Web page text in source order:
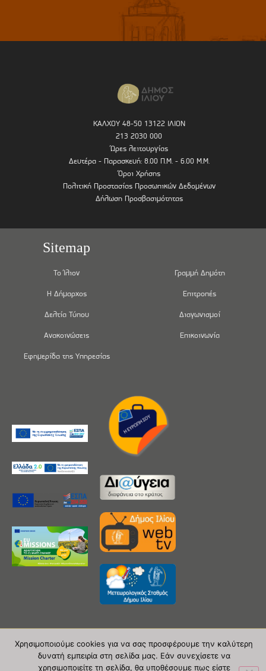
ΚΑΛΧΟΥ 48-50 13122 ΙΛΙΟΝ
213 2030 000
Ώρες λειτουργίας
Δευτέρα - Παρασκευή: 8.00 Π.Μ. - 6.00 Μ.Μ.
Όροι Χρήσης
Πολιτική Προστασίας Προσωπικών Δεδομένων
Δήλωση Προσβασιμότητας
Sitemap
Το Ίλιον
Η Δήμαρχος
Δελτία Τύπου
Ανακοινώσεις
Εφημερίδα της Υπηρεσίας
Γραμμή Δημότη
Επιτροπές
Διαγωνισμοί
Επικοινωνία
Copyright 2020 © Δήμος Ιλίου
Χρησιμοποιούμε cookies για να σας προσφέρουμε την καλύτερη
δυνατή εμπειρία στη σελίδα μας. Εάν συνεχίσετε να
χρησιμοποιείτε τη σελίδα, θα υποθέσουμε πως είστε